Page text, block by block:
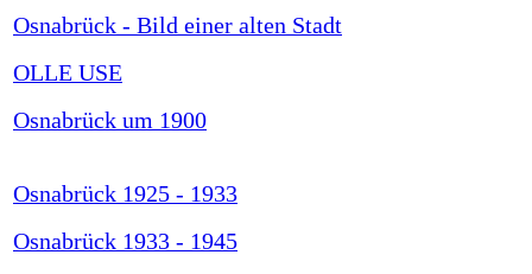
Osnabrück - Bild einer alten Stadt
OLLE USE
Osnabrück um 1900
Osnabrück 1925 - 1933
Osnabrück 1933 - 1945